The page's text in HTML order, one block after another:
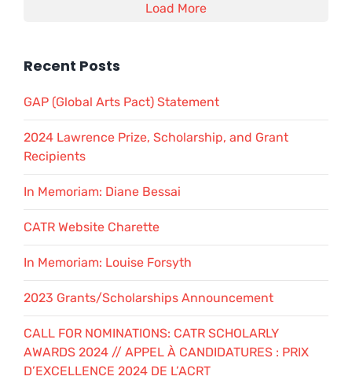
Load More
Recent Posts
GAP (Global Arts Pact) Statement
2024 Lawrence Prize, Scholarship, and Grant
Recipients
In Memoriam: Diane Bessai
CATR Website Charette
In Memoriam: Louise Forsyth
2023 Grants/Scholarships Announcement
CALL FOR NOMINATIONS: CATR SCHOLARLY
AWARDS 2024 // APPEL À CANDIDATURES : PRIX
D’EXCELLENCE 2024 DE L’ACRT